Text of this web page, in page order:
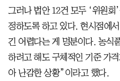
그러나 법안 12건 모두 ‘위원회
정하도록 하고 있다. 현시점에
긴 어렵다는 게 명분이다. 농식
하려고 해도 구체적인 기준 가
아 난감한 상황”이라고 했다.